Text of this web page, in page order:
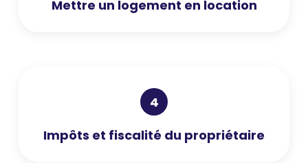
Mettre un logement en location
4
Impôts et fiscalité du propriétaire